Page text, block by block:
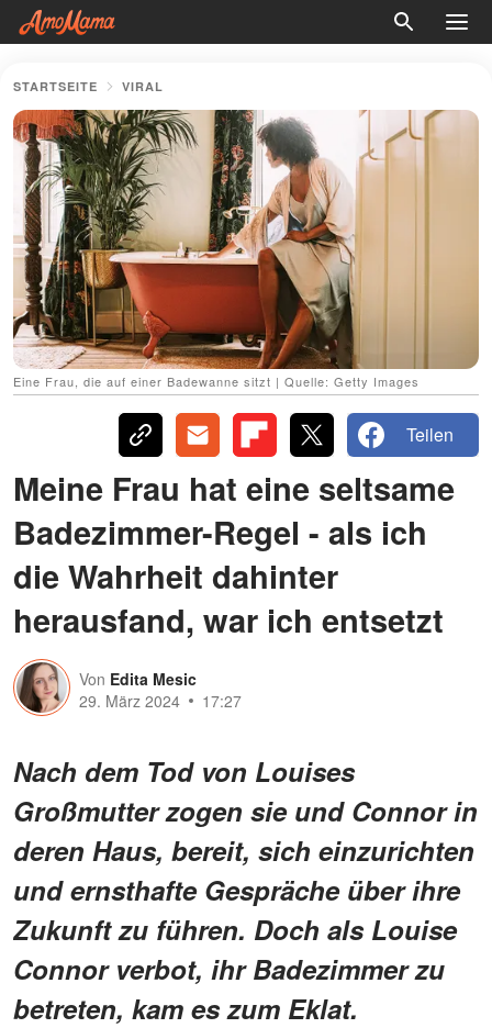
STARTSEITE VIRAL
Eine Frau, die auf einer Badewanne sitzt | Quelle: Getty Images
Teilen
Meine Frau hat eine seltsame
Badezimmer-Regel - als ich
die Wahrheit dahinter
herausfand, war ich entsetzt
Von Edita Mesic
29. März 2024
17:27
Nach dem Tod von Louises
Großmutter zogen sie und Connor in
deren Haus, bereit, sich einzurichten
und ernsthafte Gespräche über ihre
Zukunft zu führen. Doch als Louise
Connor verbot, ihr Badezimmer zu
betreten, kam es zum Eklat.